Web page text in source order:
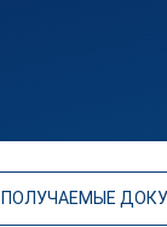
ПОЛУЧАЕМЫЕ